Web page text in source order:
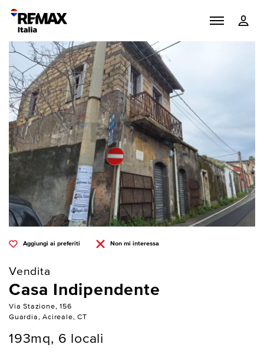
Aggiungi ai preferiti Non mi interessa
Vendita
Casa Indipendente
Via Stazione, 156
Guardia, Acireale, CT
193mq, 6 locali